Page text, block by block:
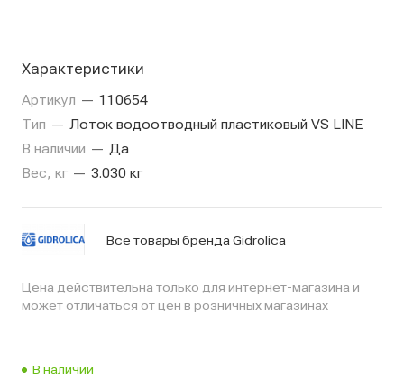
Характеристики
Артикул — 110654
Тип — Лоток водоотводный пластиковый VS LINE
В наличии — Да
Вес, кг — 3.030 кг
Все товары бренда Gidrolica
Цена действительна только для интернет-магазина и
может отличаться от цен в розничных магазинах
В наличии